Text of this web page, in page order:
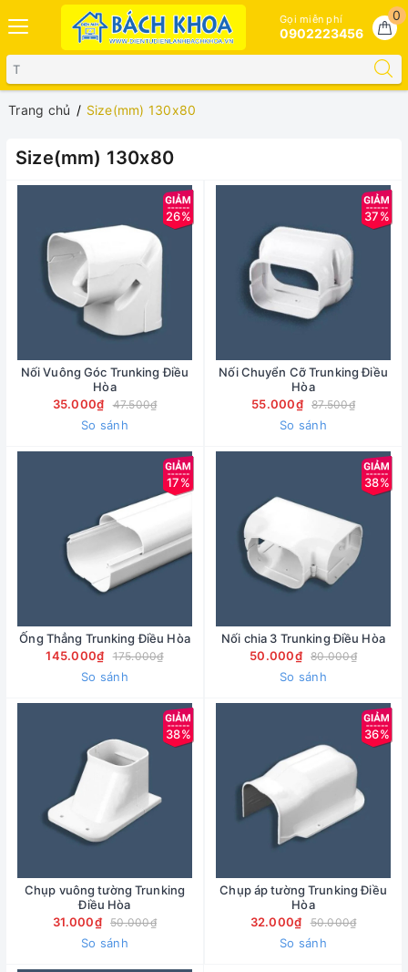
0
Gọi miễn phí
0902223456
Trang chủ Size(mm) 130x80
Size(mm) 130x80
26%
Nối Vuông Góc Trunking Điều
Hòa
35.000₫
47.500₫
So sánh
37%
Nối Chuyển Cỡ Trunking Điều
Hòa
55.000₫
87.500₫
So sánh
17%
Ống Thẳng Trunking Điều Hòa
145.000₫
175.000₫
So sánh
38%
Nối chia 3 Trunking Điều Hòa
50.000₫
80.000₫
So sánh
38%
Chụp vuông tường Trunking
Điều Hòa
31.000₫
50.000₫
So sánh
36%
Chụp áp tường Trunking Điều
Hòa
32.000₫
50.000₫
So sánh